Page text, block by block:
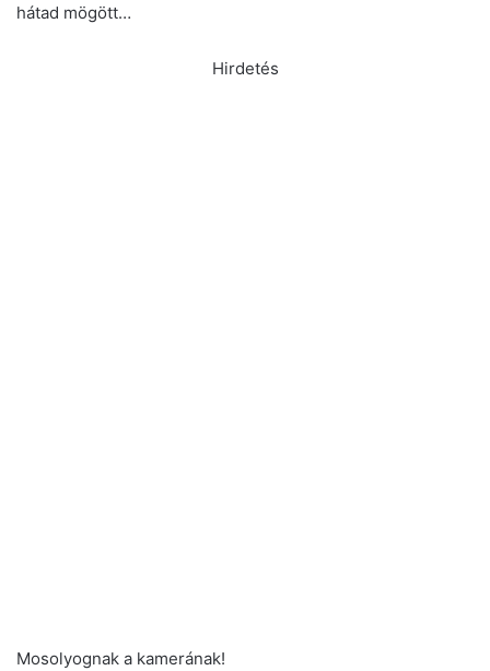
hátad mögött…
Hirdetés
Mosolyognak a kamerának!